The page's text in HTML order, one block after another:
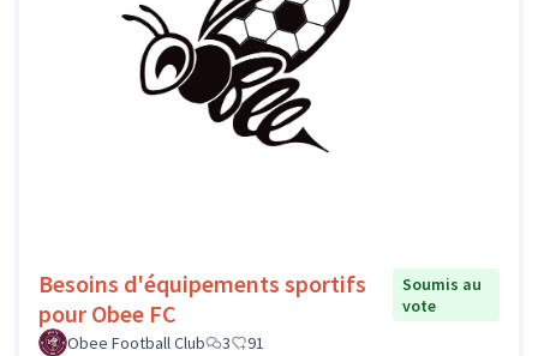
Besoins d'équipements sportifs
pour Obee FC
Soumis au
vote
Obee Football Club
3 91